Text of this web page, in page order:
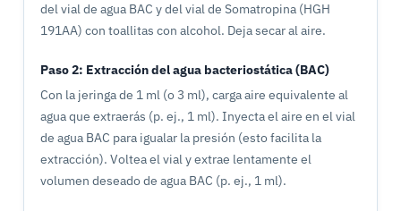
del vial de agua BAC y del vial de Somatropina (HGH
191AA) con toallitas con alcohol. Deja secar al aire.
Paso 2: Extracción del agua bacteriostática (BAC)
Con la jeringa de 1 ml (o 3 ml), carga aire equivalente al
agua que extraerás (p. ej., 1 ml). Inyecta el aire en el vial
de agua BAC para igualar la presión (esto facilita la
extracción). Voltea el vial y extrae lentamente el
volumen deseado de agua BAC (p. ej., 1 ml).